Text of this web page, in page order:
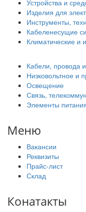
Устройства и
Изделия для
Инструменты,
Кабеленесущие
Климатические и
Кабели, провода
Низковольтное и
Освещение
Связь,
Элементы
Меню
Вакансии
Реквизиты
Прайс-лист
Склад
Конатакты